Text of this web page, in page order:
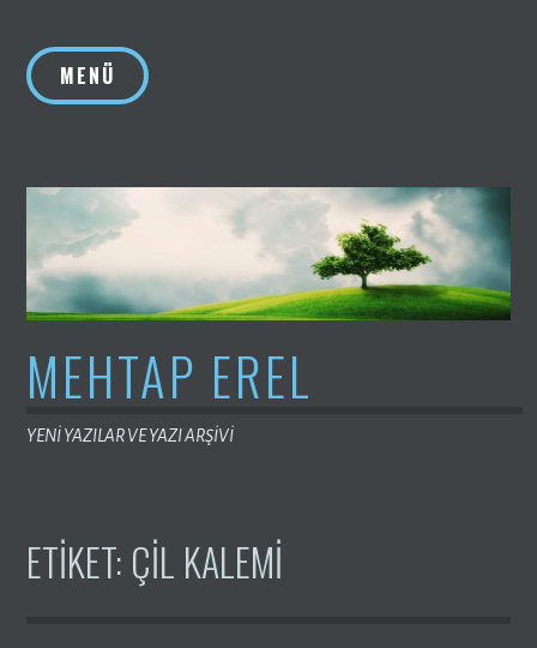
MENÜ
MEHTAP EREL
YENİ YAZILAR VE YAZI ARŞİVİ
ETIKET: ÇIL KALEMI